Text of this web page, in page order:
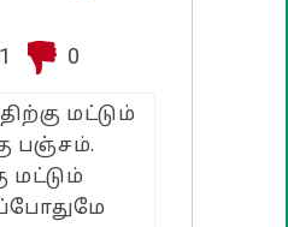
1 0
மட்டும்
பஞ்சம்.
மட்டும்